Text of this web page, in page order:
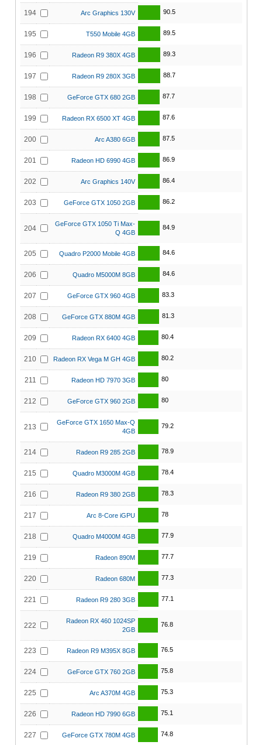
194 Arc Graphics 130V 90.5
195 T550 Mobile 4GB 89.5
196 Radeon R9 380X 4GB 89.3
197 Radeon R9 280X 3GB 88.7
198 GeForce GTX 680 2GB 87.7
199 Radeon RX 6500 XT 4GB 87.6
200 Arc A380 6GB 87.5
201 Radeon HD 6990 4GB 86.9
202 Arc Graphics 140V 86.4
203 GeForce GTX 1050 2GB 86.2
204
GeForce GTX 1050 Ti Max-
Q 4GB
84.9
205 Quadro P2000 Mobile 4GB 84.6
206 Quadro M5000M 8GB 84.6
207 GeForce GTX 960 4GB 83.3
208 GeForce GTX 880M 4GB 81.3
209 Radeon RX 6400 4GB 80.4
210 Radeon RX Vega M GH 4GB 80.2
211 Radeon HD 7970 3GB 80
212 GeForce GTX 960 2GB 80
213
GeForce GTX 1650 Max-Q
4GB
79.2
214 Radeon R9 285 2GB 78.9
215 Quadro M3000M 4GB 78.4
216 Radeon R9 380 2GB 78.3
217 Arc 8-Core iGPU 78
218 Quadro M4000M 4GB 77.9
219 Radeon 890M 77.7
220 Radeon 680M 77.3
221 Radeon R9 280 3GB 77.1
222
Radeon RX 460 1024SP
2GB
76.8
223 Radeon R9 M395X 8GB 76.5
224 GeForce GTX 760 2GB 75.8
225 Arc A370M 4GB 75.3
226 Radeon HD 7990 6GB 75.1
227 GeForce GTX 780M 4GB 74.8